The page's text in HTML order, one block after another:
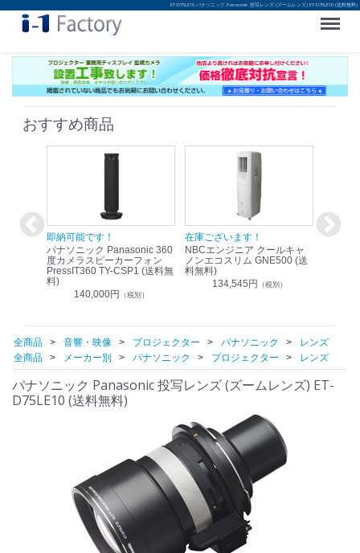
ET-D75LE10 パナソニック Panasonic 投写レンズ (ズームレンズ) ET-D75LE10 (送料無料)
Menu
おすすめ商品
即納可能です！
パナソニック Panasonic 360
度カメラスピーカーフォン
PressIT360 TY-CSP1 (送料無
料)
140,000円 （税別）
在庫ございます！
NBCエンジニア クールキャ
ノンエコスリム GNE500 (送
料無料)
134,545円 （税別）
即納可
全商品 音響・映像 プロジェクター パナソニック
レンズ
全商品
メーカー別 パナソニック プロジェクター レンズ
パナソニック Panasonic 投写レンズ (ズームレンズ) ET-
D75LE10 (送料無料)